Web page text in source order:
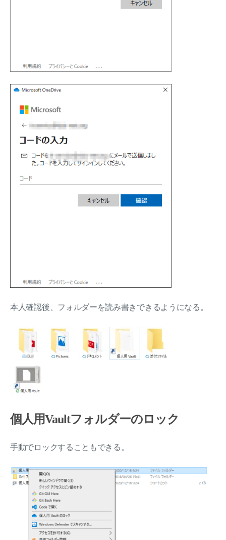
本人確認後、フォルダーを読み書きできるようになる。
個人用Vaultフォルダーのロック
手動でロックすることもできる。